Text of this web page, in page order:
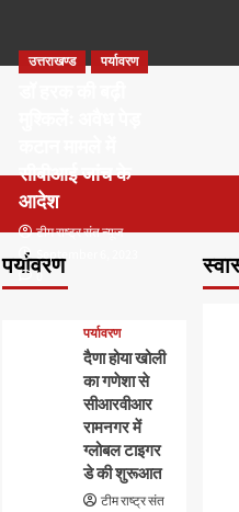
पर्यावरण
उत्तराखण्ड पर्यावरण
सीबीआई जांच के
आदेश
टीम राष्ट्र संत न्यूज
September 6, 2023
0
पर्यावरण
दैणा होया खोली
का गणेशा से
सीआरवीआर
रामनगर में
ग्लोबल टाइगर
डे की शुरूआत
टीम राष्ट्र संत